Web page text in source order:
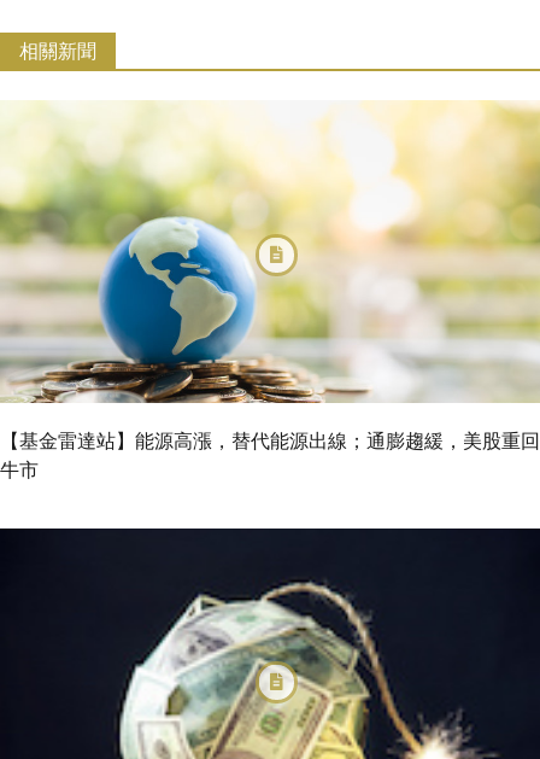
相關新聞
【基金雷達站】能源高漲，替代能源出線；通膨趨緩，美股重回
牛市